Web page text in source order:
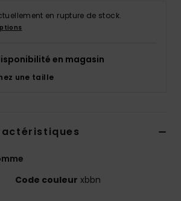
en rupture de stock.
en magasin
une taille
Code couleur xbbn